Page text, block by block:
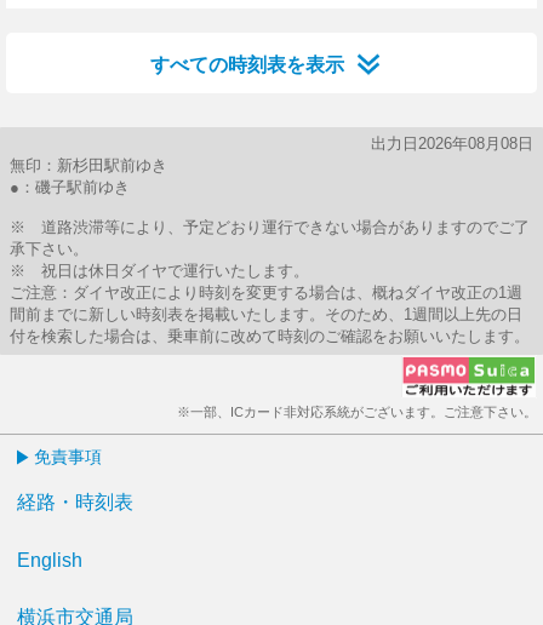
すべての時刻表を表示
出力日2026年08月08日
無印：新杉田駅前ゆき
●：磯子駅前ゆき
※ 道路渋滞等により、予定どおり運行できない場合がありますのでご了
承下さい。
※ 祝日は休日ダイヤで運行いたします。
ご注意：ダイヤ改正により時刻を変更する場合は、概ねダイヤ改正の1週
間前までに新しい時刻表を掲載いたします。そのため、1週間以上先の日
付を検索した場合は、乗車前に改めて時刻のご確認をお願いいたします。
※一部、ICカード非対応系統がございます。ご注意下さい。
免責事項
経路・時刻表
English
横浜市交通局